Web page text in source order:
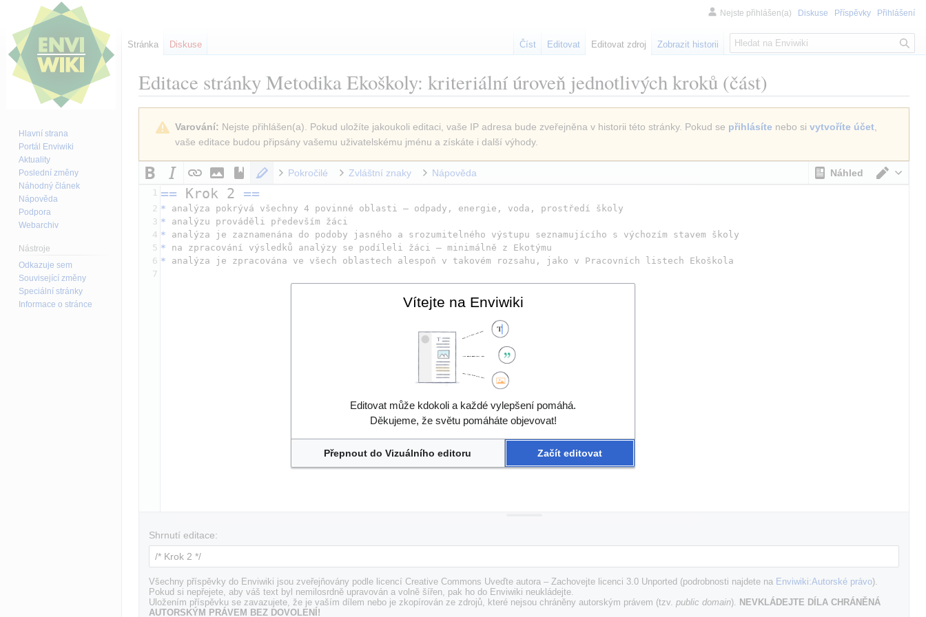
Editace stránkyMetodika Ekoškoly: kriteriální úroveň jednotlivých kroků (část)
vyhledávání
Varování: Nejste přihlášen(a). Pokud uložíte jakoukoli editaci, vaše IP adresa bude zveřejněna v historii této stránky. Pokud se přihlásíte nebo si vytvoříte účet,
vaše editace budou připsány vašemu uživatelskému jménu a získáte i další výhody.
Náhled
Pokročilé Zvláštní znaky Nápověda
1 == Krok 2 ==
2 * analýza pokrývá všechny 4 povinné oblasti – odpady, energie, voda, prostředí školy
3 * analýzu prováděli především žáci
4 * analýza je zaznamenána do podoby jasného a srozumitelného výstupu seznamujícího s výchozím stavem školy
5 * na zpracování výsledků analýzy se podíleli žáci – minimálně z Ekotýmu
6 * analýza je zpracována ve všech oblastech alespoň v takovém rozsahu, jako v Pracovních listech Ekoškola
7
Shrnutí editace:
Všechny příspěvky do Enviwiki jsou zveřejňovány podle licencí Creative Commons Uveďte autora – Zachovejte licenci 3.0 Unported (podrobnosti najdete na Enviwiki:Autorské právo).
Pokud si nepřejete, aby váš text byl nemilosrdně upravován a volně šířen, pak ho do Enviwiki neukládejte.
Uložením příspěvku se zavazujete, že je vaším dílem nebo je zkopírován ze zdrojů, které nejsou chráněny autorským právem (tzv. public domain). NEVKLÁDEJTE DÍLA CHRÁNĚNÁ
AUTORSKÝM PRÁVEM BEZ DOVOLENÍ!
Nejste přihlášen(a) Diskuse Příspěvky Přihlášení
Stránka Diskuse Číst Editovat Editovat zdroj Zobrazit historii
H
l
d
á
í
Hlavní strana
Portál Enviwiki
Aktuality
Poslední změny
Náhodný článek
Nápověda
Podpora
Webarchiv
Nástroje
Odkazuje sem
Související změny
Speciální stránky
Informace o stránce
Vítejte na Enviwiki
Editovat může kdokoli a každé vylepšení pomáhá.
Děkujeme, že světu pomáháte objevovat!
Přepnout do Vizuálního editoru Začít editovat